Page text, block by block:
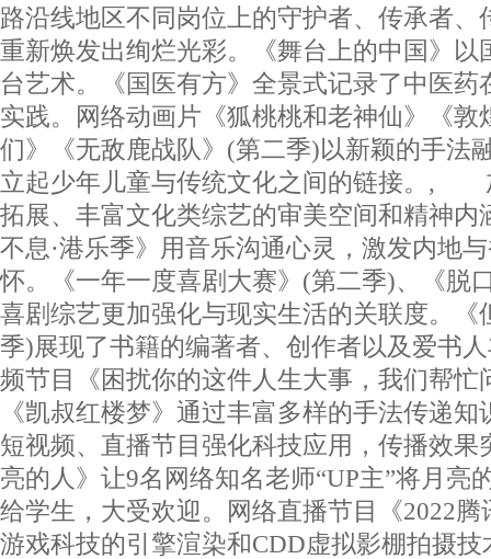
路沿线地区不同岗位上的守护者、传承者、
重新焕发出绚烂光彩。《舞台上的中国》以
台艺术。《国医有方》全景式记录了中医药
实践。网络动画片《狐桃桃和老神仙》《敦
们》《无敌鹿战队》(第二季)以新颖的手法
立起少年儿童与传统文化之间的链接。,
拓展、丰富文化类综艺的审美空间和精神内
不息·港乐季》用音乐沟通心灵，激发内地
怀。《一年一度喜剧大赛》(第二季)、《脱
喜剧综艺更加强化与现实生活的关联度。《
季)展现了书籍的编著者、创作者以及爱书
频节目《困扰你的这件人生大事，我们帮忙
《凯叔红楼梦》通过丰富多样的手法传
短视频、直播节目强化科技应用，传播效果
亮的人》让9名网络知名老师“UP主”将月亮
给学生，大受欢迎。网络直播节目《2022
游戏科技的引擎渲染和CDD虚拟影棚拍摄